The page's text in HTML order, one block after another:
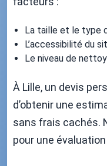
La taille et le type
L’accessibilité du
Le niveau de
À Lille, un devis
d’obtenir une
sans frais cachés.
pour une